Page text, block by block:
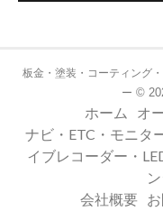
板金・塗装・コーティング
ー ©
ホーム オ
ナビ・ETC・モニタ
イブレコーダー・
会社概要